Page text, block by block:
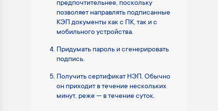
предпочтительнее, поскольку
позволяет направлять подписанные
КЭП документы как с ПК, так и с
мобильного устройства.
Придумать пароль и сгенерировать
подпись.
Получить сертификат НЭП. Обычно
он приходит в течение нескольких
минут, реже — в течение суток.